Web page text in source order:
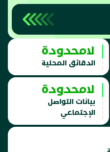
لامحدودة
الدقائق المحلية
لامحدودة
بيانات التواصل
الإجتماعي